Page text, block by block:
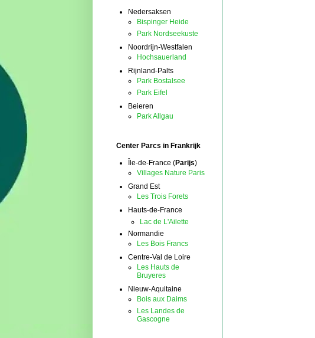
Nedersaksen
Bispinger Heide
Park Nordseekuste
Noordrijn-Westfalen
Hochsauerland
Rijnland-Palts
Park Bostalsee
Park Eifel
Beieren
Park Allgau
Center Parcs in Frankrijk
Île-de-France (Parijs)
Villages Nature Paris
Grand Est
Les Trois Forets
Hauts-de-France
Lac de L'Ailette
Normandie
Les Bois Francs
Centre-Val de Loire
Les Hauts de
Bruyeres
Nieuw-Aquitaine
Bois aux Daims
Les Landes de
Gascogne